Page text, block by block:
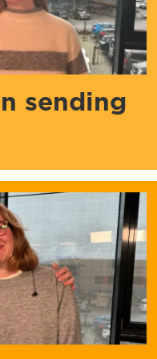
sending